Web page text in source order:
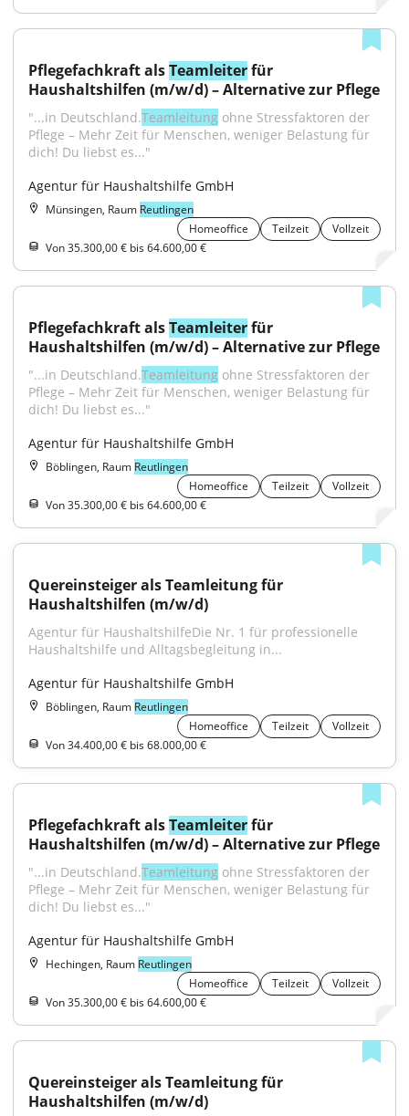
Pflegefachkraft als Teamleiter für
Haushaltshilfen (m/w/d) – Alternative zur Pflege
"...in Deutschland.Teamleitung ohne Stressfaktoren der
Pflege – Mehr Zeit für Menschen, weniger Belastung für
dich! Du liebst es..."
Agentur für Haushaltshilfe GmbH
Münsingen, Raum Reutlingen
Homeoffice
Teilzeit
Vollzeit
Von 35.300,00 € bis 64.600,00 €
Pflegefachkraft als Teamleiter für
Haushaltshilfen (m/w/d) – Alternative zur Pflege
"...in Deutschland.Teamleitung ohne Stressfaktoren der
Pflege – Mehr Zeit für Menschen, weniger Belastung für
dich! Du liebst es..."
Agentur für Haushaltshilfe GmbH
Böblingen, Raum Reutlingen
Homeoffice
Teilzeit
Vollzeit
Von 35.300,00 € bis 64.600,00 €
Quereinsteiger als Teamleitung für
Haushaltshilfen (m/w/d)
Agentur für HaushaltshilfeDie Nr. 1 für professionelle
Haushaltshilfe und Alltagsbegleitung in...
Agentur für Haushaltshilfe GmbH
Böblingen, Raum Reutlingen
Homeoffice
Teilzeit
Vollzeit
Von 34.400,00 € bis 68.000,00 €
Pflegefachkraft als Teamleiter für
Haushaltshilfen (m/w/d) – Alternative zur Pflege
"...in Deutschland.Teamleitung ohne Stressfaktoren der
Pflege – Mehr Zeit für Menschen, weniger Belastung für
dich! Du liebst es..."
Agentur für Haushaltshilfe GmbH
Hechingen, Raum Reutlingen
Homeoffice
Teilzeit
Vollzeit
Von 35.300,00 € bis 64.600,00 €
Quereinsteiger als Teamleitung für
Haushaltshilfen (m/w/d)